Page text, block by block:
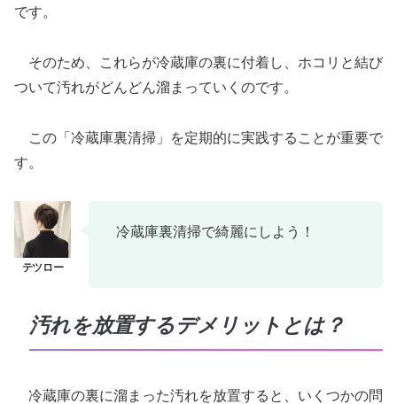
です。
そのため、これらが冷蔵庫の裏に付着し、ホコリと結び
ついて汚れがどんどん溜まっていくのです。
この「冷蔵庫裏清掃」を定期的に実践することが重要で
す。
冷蔵庫裏清掃で綺麗にしよう！
汚れを放置するデメリットとは？
冷蔵庫の裏に溜まった汚れを放置すると、いくつかの問